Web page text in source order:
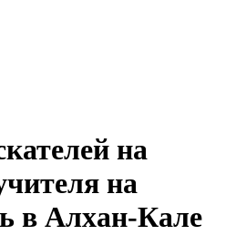
на
на
в Алхан-Кале